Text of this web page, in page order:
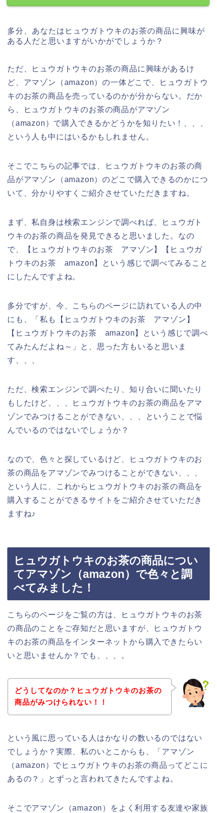
多分、あなたはヒュウガトウキのお茶の商品に興味が
ある人だと思いますがいかがでしょうか？
ただ、ヒュウガトウキのお茶の商品に興味があるけ
ど、アマゾン（amazon）の一体どこで、ヒュウガトウ
キのお茶の商品を売っているのかが分からない。だか
ら、ヒュウガトウキのお茶の商品がアマゾン
（amazon）で購入できるかどうかを知りたい！、、、
という人も中にはいるかもしれません。
そこでこちらの記事では、ヒュウガトウキのお茶の商
品がアマゾン（amazon）のどこで購入できるのかにつ
いて、分かりやすくご紹介させていただきますね。
まず、私自身は検索エンジンで調べれば、ヒュウガト
ウキのお茶の商品を発見できると思いました。なの
で、【ヒュウガトウキのお茶 アマゾン】【ヒュウガ
トウキのお茶 amazon】という感じで調べてみること
にしたんですよね。
多分ですが、今、こちらのページに訪れている人の中
にも、「私も【ヒュウガトウキのお茶 アマゾン】
【ヒュウガトウキのお茶 amazon】という感じで調べ
てみたんだよね～」と、思った方もいると思いま
す、、、
ただ、検索エンジンで調べたり、知り合いに聞いたり
もしたけど、、、ヒュウガトウキのお茶の商品をアマ
ゾンでみつけることができない、、、ということで悩
んでいるのではないでしょうか？
なので、色々と探しているけど、ヒュウガトウキのお
茶の商品をアマゾンでみつけることができない、、、
という人に、これからヒュウガトウキのお茶の商品を
購入することができるサイトをご紹介させていただき
ますね♪
ヒュウガトウキのお茶の商品につい
てアマゾン（amazon）で色々と調
べてみました！
こちらのページをご覧の方は、ヒュウガトウキのお茶
の商品のことをご存知だと思いますが、ヒュウガトウ
キのお茶の商品をインターネットから購入できたらい
いと思いませんか？でも、、、。
どうしてなのか？ヒュウガトウキのお茶の
商品がみつけられない！！
という風に思っている人はかなりの数いるのではない
でしょうか？実際、私のいとこからも、「アマゾン
（amazon）でヒュウガトウキのお茶の商品ってどこに
あるの？」とずっと言われてきたんですよね。
そこでアマゾン（amazon）をよく利用する友達や家族